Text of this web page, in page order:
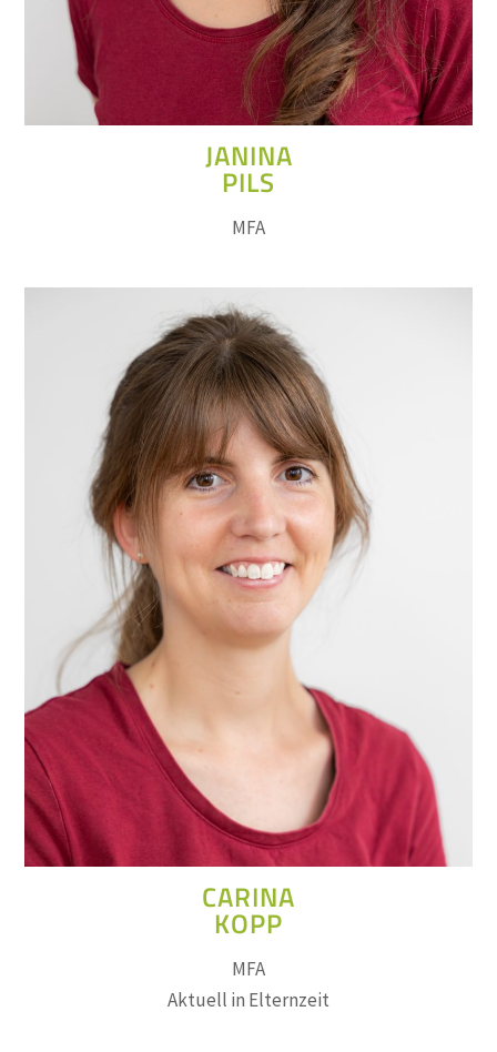
JANINA
PILS
MFA
CARINA
KOPP
MFA
Aktuell in Elternzeit